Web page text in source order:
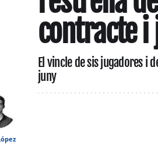
contracte i
El vincle de sis jugadores i
juny